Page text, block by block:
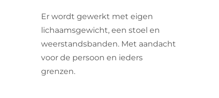
Er wordt gewerkt met eigen
lichaamsgewicht, een stoel en
weerstandsbanden. Met aandacht
voor de persoon en ieders
grenzen.